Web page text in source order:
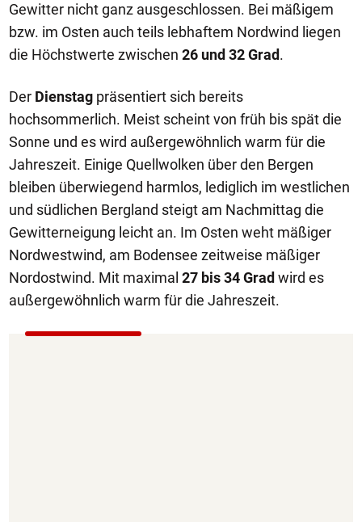
Gewitter nicht ganz ausgeschlossen. Bei mäßigem
bzw. im Osten auch teils lebhaftem Nordwind liegen
die Höchstwerte zwischen 26 und 32 Grad.
Der Dienstag präsentiert sich bereits
hochsommerlich. Meist scheint von früh bis spät die
Sonne und es wird außergewöhnlich warm für die
Jahreszeit. Einige Quellwolken über den Bergen
bleiben überwiegend harmlos, lediglich im westlichen
und südlichen Bergland steigt am Nachmittag die
Gewitterneigung leicht an. Im Osten weht mäßiger
Nordwestwind, am Bodensee zeitweise mäßiger
Nordostwind. Mit maximal 27 bis 34 Grad wird es
außergewöhnlich warm für die Jahreszeit.